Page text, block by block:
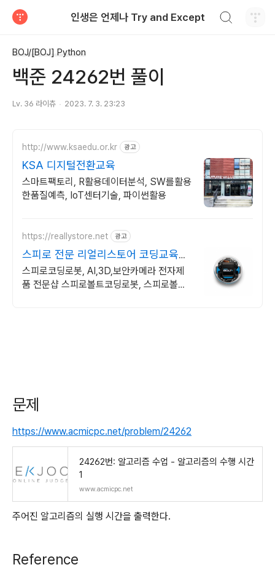
인생은 언제나 Try and Except
BOJ/[BOJ] Python
백준 24262번 풀이
Lv. 36 라이츄 2023. 7. 3. 23:23
http://www.ksaedu.or.kr 광고
KSA 디지털전환교육
스마트팩토리, R활용데이터분석, SW를활용
한품질예측, IoT센터기술, 파이썬활용
https://reallystore.net 광고
스피로 전문 리얼리스토어 코딩교육을
쉽고 재밌게
스피로코딩로봇, AI,3D,보안카메라 전자제
품 전문샵 스피로볼트코딩로봇, 스피로볼트
문제
https://www.acmicpc.net/problem/24262
24262번: 알고리즘 수업 - 알고리즘의 수행 시간
1
www.acmicpc.net
주어진 알고리즘의 실행 시간을 출력한다.
Reference